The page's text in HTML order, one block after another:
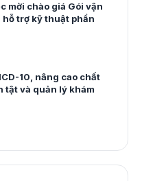
mời chào giá Gói vận
trợ kỹ thuật phần
10, nâng cao chất
tật và quản lý khám